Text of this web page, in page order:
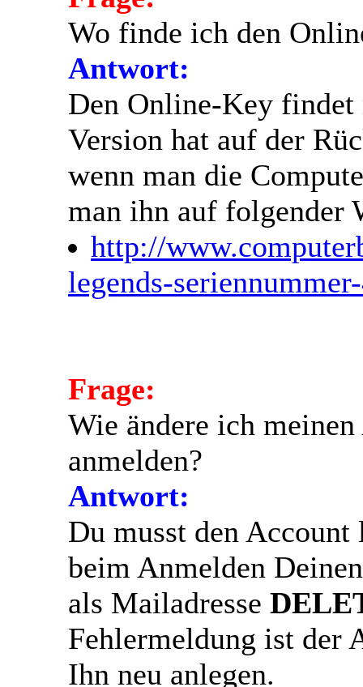
Wo finde ich den
Antwort:
Den Online-Key
Version hat auf der
wenn man die
man ihn auf folgender
http://
legends-
Frage:
Wie ändere ich
anmelden?
Antwort:
Du musst den Account
beim Anmelden
als Mailadresse
Fehlermeldung ist der
Ihn neu anlegen.